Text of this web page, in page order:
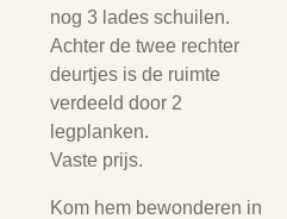
nog 3 lades schuilen.
Achter de twee rechter
deurtjes is de ruimte
verdeeld door 2
legplanken.
Vaste prijs.
Kom hem bewonderen in